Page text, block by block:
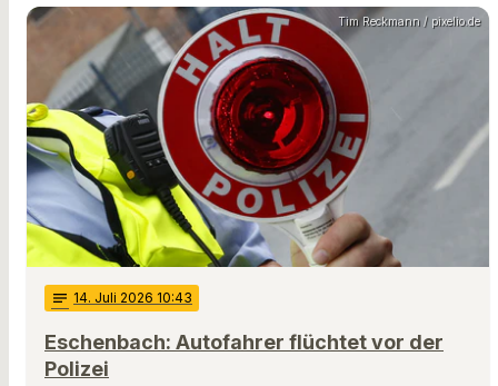
Tim Reckmann / pixelio.de
notes 14. Juli 2026 10:43
Eschenbach: Autofahrer flüchtet vor der
Polizei